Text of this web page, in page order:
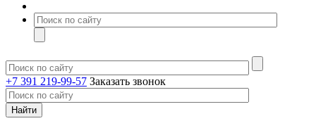
+7 391 219-99-57 Заказать звонок